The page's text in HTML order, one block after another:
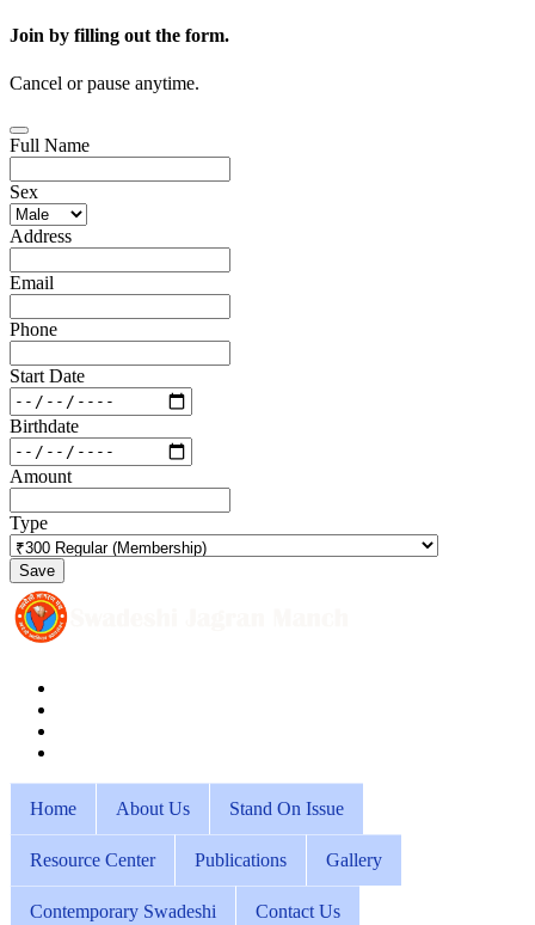
Join by filling out the form.
Cancel or pause anytime.
Full Name
Sex
Address
Email
Phone
Start Date
Birthdate
Amount
Type
Save
Home About Us Stand On Issue
Resource Center Publications Gallery
Contemporary Swadeshi Contact Us